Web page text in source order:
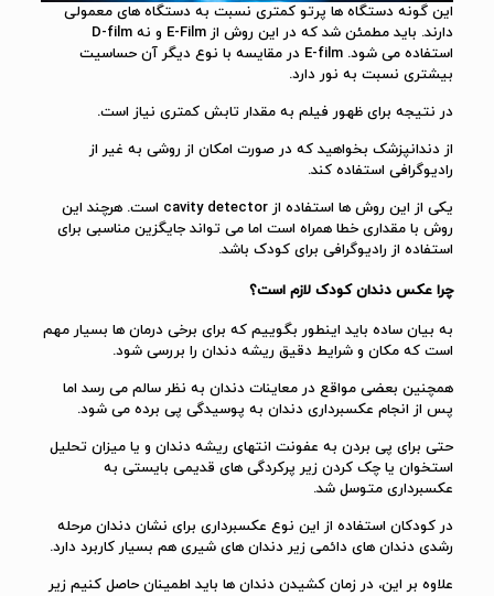
این گونه دستگاه ها پرتو کمتری نسبت به دستگاه های معمولی
دارند. باید مطمئن شد که در این روش از E-Film و نه D-film
استفاده می شود. E-film در مقایسه با نوع دیگر آن حساسیت
بیشتری نسبت به نور دارد.
در نتیجه برای ظهور فیلم به مقدار تابش کمتری نیاز است.
از دندانپزشک بخواهید که در صورت امکان از روشی به غیر از
رادیوگرافی استفاده کند.
یکی از این روش ها استفاده از cavity detector است. هرچند این
روش با مقداری خطا همراه است اما می تواند جایگزین مناسبی برای
استفاده از رادیوگرافی برای کودک باشد.
چرا عکس دندان کودک لازم است؟
به بیان ساده باید اینطور بگوییم که برای برخی درمان ها بسیار مهم
است که مکان و شرایط دقیق ریشه دندان را بررسی شود.
همچنین بعضی مواقع در معاینات دندان به نظر سالم می رسد اما
پس از انجام عکسبرداری دندان به پوسیدگی پی برده می شود.
حتی برای پی بردن به عفونت انتهای ریشه دندان و یا میزان تحلیل
استخوان یا چک کردن زیر پرکردگی های قدیمی بایستی به
عکسبرداری متوسل شد.
در کودکان استفاده از این نوع عکسبرداری برای نشان دندان مرحله
رشدی دندان های دائمی زیر دندان های شیری هم بسیار کاربرد دارد.
علاوه بر این، در زمان کشیدن دندان ها باید اطمینان حاصل کنیم زیر